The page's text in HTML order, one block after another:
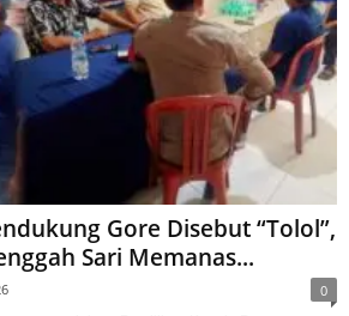
Gore Disebut “Tolol”,
Sari Memanas...
0